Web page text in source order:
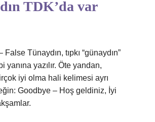
TDK’da var
False Tünaydın, tıpkı “günaydın”
yanına yazılır. Öte yandan,
iyi olma hali kelimesi ayrı
Goodbye – Hoş geldiniz, İyi